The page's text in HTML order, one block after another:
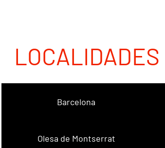
Barcelona
Olesa de Montserrat